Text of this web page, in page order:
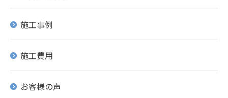
施工事例
施工費用
お客様の声